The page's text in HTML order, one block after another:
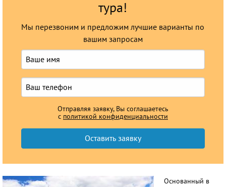
тура!
Мы перезвоним и предложим лучшие варианты по
вашим запросам
Отправляя заявку, Вы соглашаетесь
с политикой конфиденциальности
Основанный в